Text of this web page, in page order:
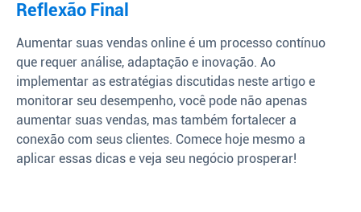
Reflexão Final
Aumentar suas vendas online é um processo contínuo
que requer análise, adaptação e inovação. Ao
implementar as estratégias discutidas neste artigo e
monitorar seu desempenho, você pode não apenas
aumentar suas vendas, mas também fortalecer a
conexão com seus clientes. Comece hoje mesmo a
aplicar essas dicas e veja seu negócio prosperar!